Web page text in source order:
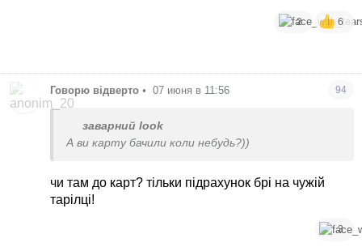
2 6
Говорю відверто • 07 июня в 11:56 94
заварний look
А ви карту бачили коли небудь?))
чи там до карт? тільки підрахунок брі на чужій
тарілці!
3